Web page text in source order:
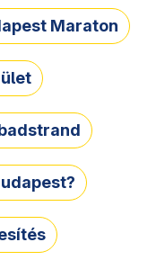
Maraton